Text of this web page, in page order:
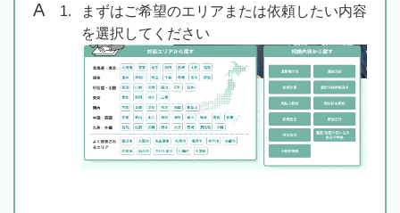
まずはご希望のエリアまたは依頼したい内容
を選択してください